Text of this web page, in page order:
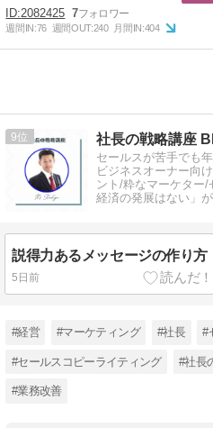
2082425 7
週間IN:76 週間OUT:240 月間IN:404
9 社長の戦略講座
セールスが苦手でも
ビジネスオーナー向
ント/粋なマーケター
経済の発展はない」
説得力あるメッセージの作り方
5日前
#経営 #マーケティング #社長 #
#セールスコピーライティング #社長
#業務改善